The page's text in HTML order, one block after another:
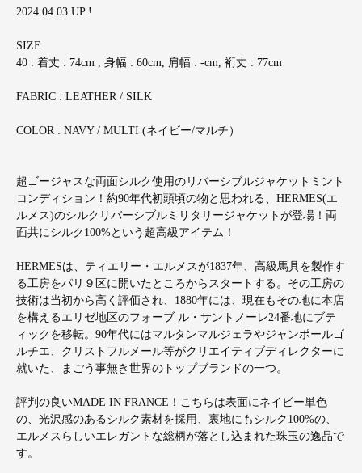
2024.04.03 UP !
SIZE
40 : 着丈 : 74cm , 身幅 : 60cm, 肩幅 : -cm, 裄丈 : 77cm
FABRIC : LEATHER / SILK
COLOR : NAVY / MULTI (ネイビー/マルチ）
超ゴージャスな両面シルク使用のリバーシブルジャケットミント
コンディション！約90年代初頭頃の物と思われる、HERMES(エ
ルメス)のシルクリバーシブルミリタリージャケットが登場！両
面共にシルク100%という超高級アイテム！
HERMESは、ティエリー・エルメスが1837年、高級馬具を製作す
る工房をパリ９区に開いたところからスタートする。その工房の
技術は当初から高く評価され、1880年には、現在もその地に本店
を構えるエリゼ地区のフォーブ ル・サントノーレ24番地にブテ
ィックを移転。90年代にはマルタンマルジェラやジャンポールゴ
ルチエ、クリストフルメール等がクリエイティブディレクターに
就いた、まごう事無き世界のトップブランドの一つ。
評判の良いMADE IN FRANCE！こちらは表面にネイビー単色
の、光沢感のあるシルク素材を採用、裏地にもシルク100%の、
エルメスらしいエレガントな総柄が落とし込まれた珠玉の逸品で
す。